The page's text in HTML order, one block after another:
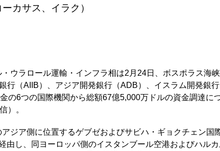
カサス、イラク）
・ウラロール運輸・インフラ相は2月24日、ボスポラス海
行（AIIB）、アジア開発銀行（ADB）、イスラム開発銀
の6つの国際機関から総額67億5,000万ドルの資金調達に
）。
ジア側に位置するゲブゼおよびサビハ・ギョクチェン国
由し、同ヨーロッパ側のイスタンブール空港およびハル